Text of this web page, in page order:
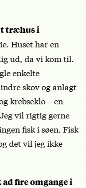
træhus i
Huset har en
ud, da vi kom til.
enkelte
skov og anlagt
krebseklo – en
vil rigtig gerne
fisk i søen. Fisk
det vil jeg ikke
fire omgange i